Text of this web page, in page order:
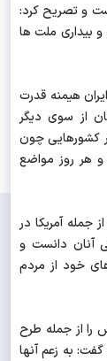
و تصریح کرد:
بیداری ملت ها
هیمنه قدرت
از سوی دیگر
کشورهایی چون
و هر روز مواضع
جمله آمریکا در
آنان دانست و
خود از مردم
را از جمله طرح
به زعم آنها